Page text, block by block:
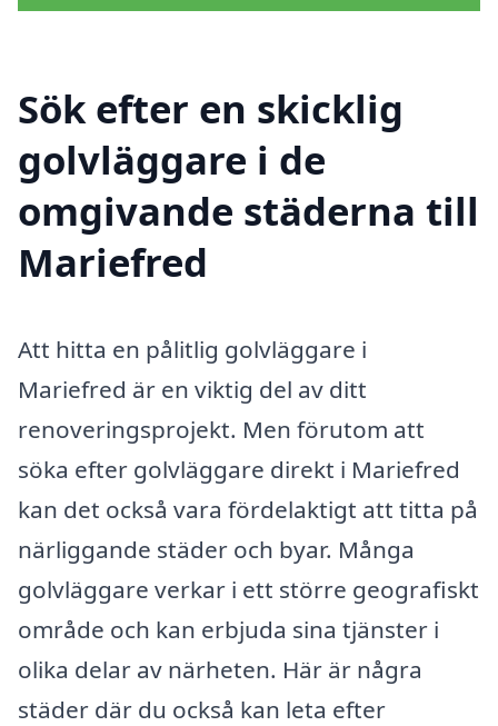
Sök efter en skicklig
golvläggare i de
omgivande städerna till
Mariefred
Att hitta en pålitlig golvläggare i
Mariefred är en viktig del av ditt
renoveringsprojekt. Men förutom att
söka efter golvläggare direkt i Mariefred
kan det också vara fördelaktigt att titta på
närliggande städer och byar. Många
golvläggare verkar i ett större geografiskt
område och kan erbjuda sina tjänster i
olika delar av närheten. Här är några
städer där du också kan leta efter